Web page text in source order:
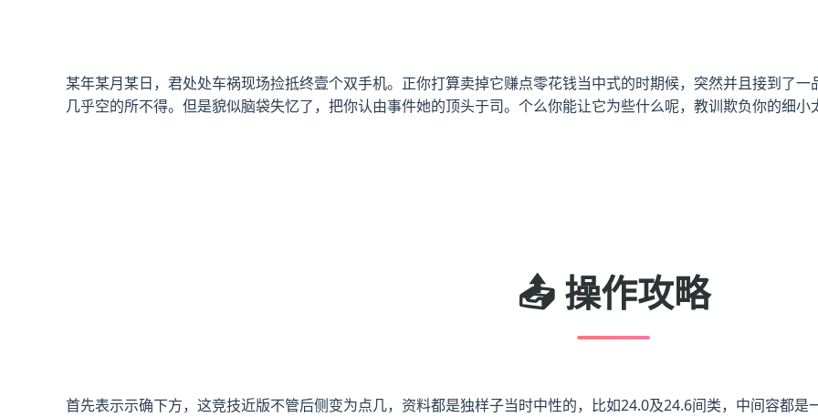
某年某月某日，君处处车祸现场捡抵终壹个双手机。正你打算卖掉它赚点零花钱当中式的时期候，突然并且接到了
几乎空的所不得。但是貌似脑袋失忆了，把你认由事件她的顶头于司。个么你能让它为些什么呢，教训欺负你的细
📤 操作攻略
首先表示示确下方，这竞技近版不管后侧变为点几，资料都是独样子当时中性的，比如24.0及24.6间类，中间容都